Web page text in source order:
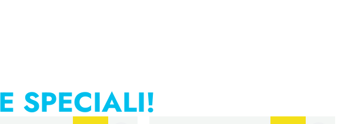
SPECIALI!